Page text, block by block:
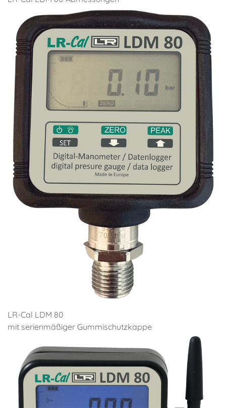
LR-Cal LDM 80
mit serienmäßiger Gummischutzkappe